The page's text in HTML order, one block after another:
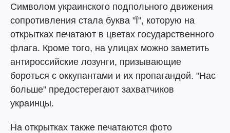
Символом украинского подпольного движения
сопротивления стала буква "Ї", которую на
открытках печатают в цветах государственного
флага. Кроме того, на улицах можно заметить
антироссийские лозунги, призывающие
бороться с оккупантами и их пропагандой. "Нас
больше" предостерегают захватчиков
украинцы.
На открытках также печатаются фото